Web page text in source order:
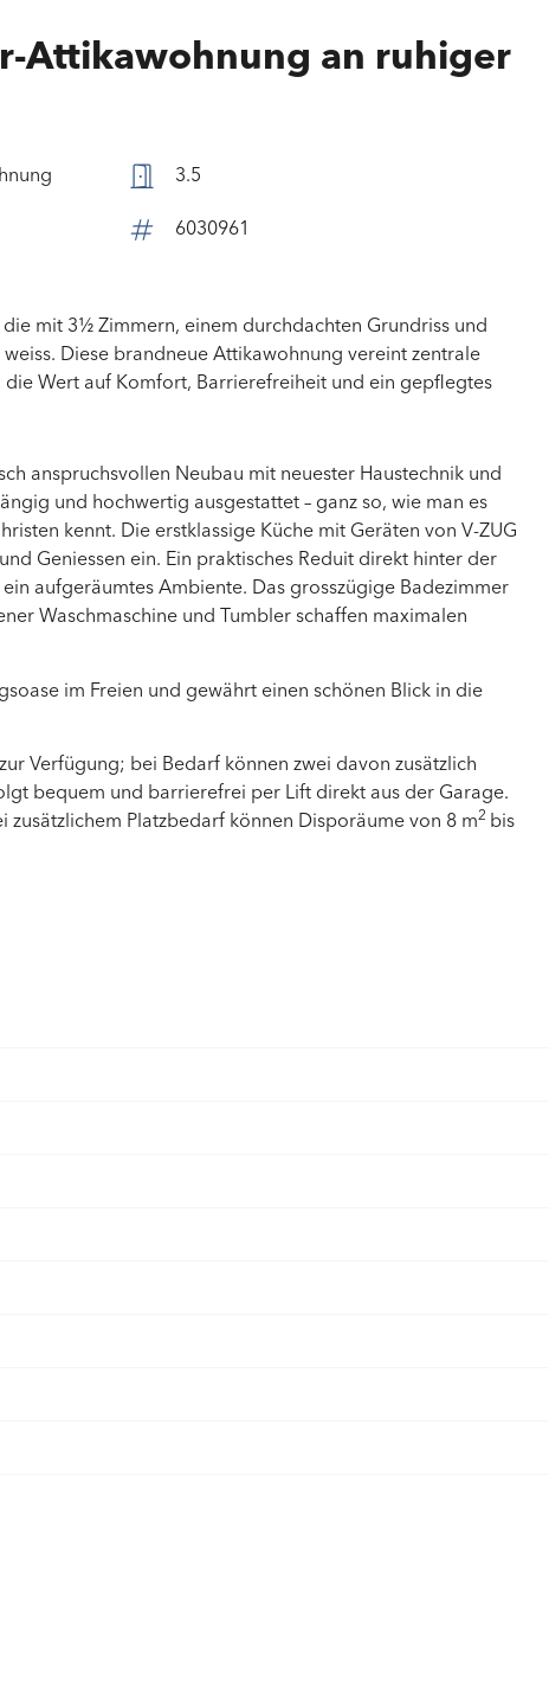
Attikawohnung an ruhiger
3.5
6030961
mit 3½ Zimmern, einem durchdachten Grundriss und
Diese brandneue Attikawohnung vereint zentrale
die Wert auf Komfort, Barrierefreiheit und ein gepflegtes
anspruchsvollen Neubau mit neuester Haustechnik und
und hochwertig ausgestattet – ganz so, wie man es
kennt. Die erstklassige Küche mit Geräten von V-ZUG
Geniessen ein. Ein praktisches Reduit direkt hinter der
aufgeräumtes Ambiente. Das grosszügige Badezimmer
Waschmaschine und Tumbler schaffen maximalen
im Freien und gewährt einen schönen Blick in die
Verfügung; bei Bedarf können zwei davon zusätzlich
bequem und barrierefrei per Lift direkt aus der Garage.
Platzbedarf können Disporäume von 8 m2 bis